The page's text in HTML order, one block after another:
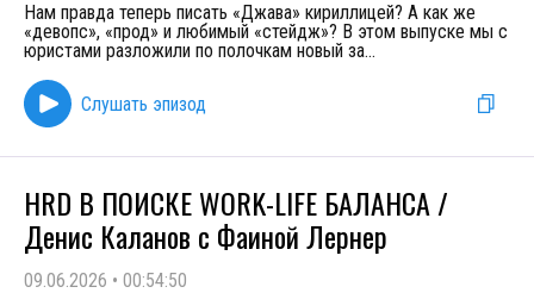
Нам правда теперь писать «Джава» кириллицей? А как же
«девопс», «прод» и любимый «стейдж»? В этом выпуске мы с
юристами разложили по полочкам новый за...
Слушать эпизод
HRD В ПОИСКЕ WORK-LIFE БАЛАНСА /
Денис Каланов с Фаиной Лернер
09.06.2026 • 00:54:50